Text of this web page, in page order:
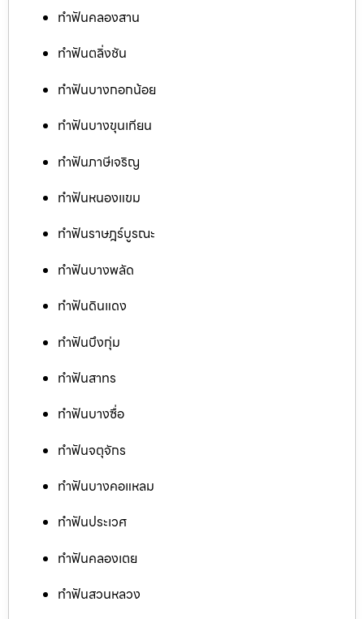
ทำฟันคลองสาน
ทำฟันตลิ่งชัน
ทำฟันบางกอกน้อย
ทำฟันบางขุนเทียน
ทำฟันภาษีเจริญ
ทำฟันหนองแขม
ทำฟันราษฎร์บูรณะ
ทำฟันบางพลัด
ทำฟันดินแดง
ทำฟันบึงกุ่ม
ทำฟันสาทร
ทำฟันบางซื่อ
ทำฟันจตุจักร
ทำฟันบางคอแหลม
ทำฟันประเวศ
ทำฟันคลองเตย
ทำฟันสวนหลวง